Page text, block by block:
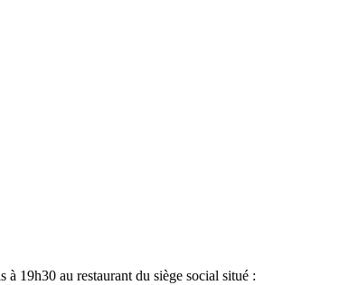
à 19h30 au restaurant du siège social situé :